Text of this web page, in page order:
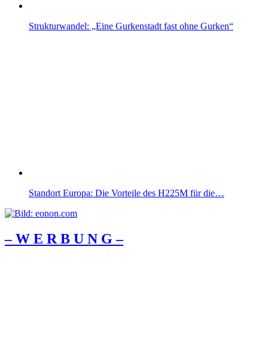
Strukturwandel: „Eine Gurkenstadt fast ohne Gurken“
Standort Europa: Die Vorteile des H225M für die…
– W Ε R Β U Ν G –